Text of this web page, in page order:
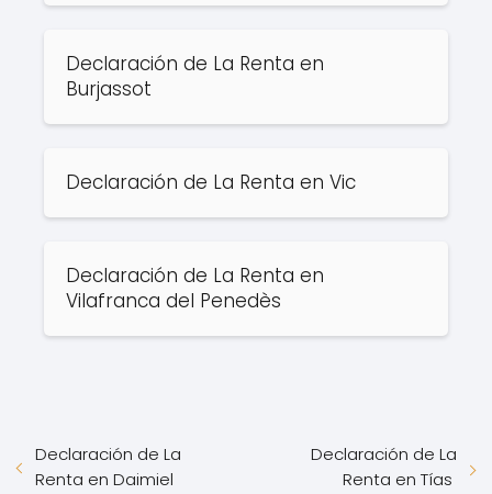
Declaración de La Renta en
Burjassot
Declaración de La Renta en Vic
Declaración de La Renta en
Vilafranca del Penedès
Declaración de La
Renta en Daimiel
Declaración de La
Renta en Tías